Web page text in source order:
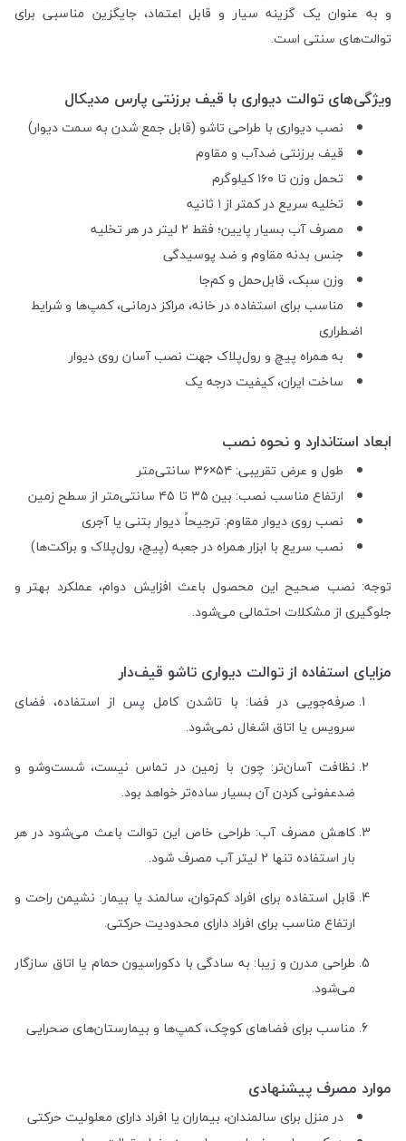
و به عنوان یک گزینه سیار و قابل اعتماد، جایگزین مناسبی برای
توالت‌های سنتی است.
ویژگی‌های توالت دیواری با قیف برزنتی پارس مدیکال
نصب دیواری با طراحی تاشو (قابل جمع شدن به سمت دیوار)
قیف برزنتی ضدآب و مقاوم
تحمل وزن تا ۱۶۰ کیلوگرم
تخلیه سریع در کمتر از ۱ ثانیه
مصرف آب بسیار پایین؛ فقط ۲ لیتر در هر تخلیه
جنس بدنه مقاوم و ضد پوسیدگی
وزن سبک، قابل‌حمل و کم‌جا
مناسب برای استفاده در خانه، مراکز درمانی، کمپ‌ها و شرایط
اضطراری
به همراه پیچ و رول‌پلاک جهت نصب آسان روی دیوار
ساخت ایران، کیفیت درجه یک
ابعاد استاندارد و نحوه نصب
طول و عرض تقریبی: ۵۴×۳۶ سانتی‌متر
ارتفاع مناسب نصب: بین ۳۵ تا ۴۵ سانتی‌متر از سطح زمین
نصب روی دیوار مقاوم: ترجیحاً دیوار بتنی یا آجری
نصب سریع با ابزار همراه در جعبه (پیچ، رول‌پلاک و براکت‌ها)
توجه: نصب صحیح این محصول باعث افزایش دوام، عملکرد بهتر و
جلوگیری از مشکلات احتمالی می‌شود.
مزایای استفاده از توالت دیواری تاشو قیف‌دار
صرفه‌جویی در فضا: با تاشدن کامل پس از استفاده، فضای
سرویس یا اتاق اشغال نمی‌شود.
نظافت آسان‌تر: چون با زمین در تماس نیست، شست‌وشو و
ضدعفونی کردن آن بسیار ساده‌تر خواهد بود.
کاهش مصرف آب: طراحی خاص این توالت باعث می‌شود در هر
بار استفاده تنها ۲ لیتر آب مصرف شود.
قابل استفاده برای افراد کم‌توان، سالمند یا بیمار: نشیمن راحت و
ارتفاع مناسب برای افراد دارای محدودیت حرکتی.
طراحی مدرن و زیبا: به سادگی با دکوراسیون حمام یا اتاق سازگار
می‌شود.
مناسب برای فضاهای کوچک، کمپ‌ها و بیمارستان‌های صحرایی
موارد مصرف پیشنهادی
در منزل برای سالمندان، بیماران یا افراد دارای معلولیت حرکتی